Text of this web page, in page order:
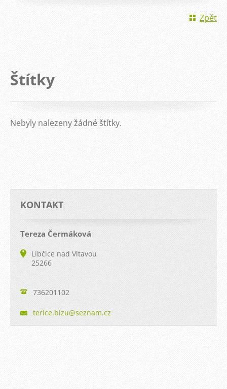
Zpět
Štítky
Nebyly nalezeny žádné štítky.
KONTAKT
Tereza Čermáková
Libčice nad Vltavou
25266
736201102
terice.bizu@seznam.cz